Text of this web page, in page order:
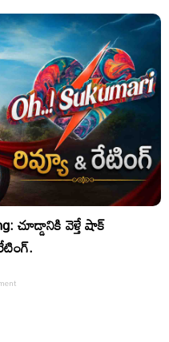
చూడ్డానికి వెళ్తే షాక్